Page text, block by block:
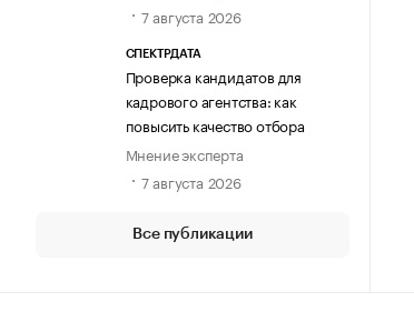
7 августа 2026
СПЕКТРДАТА
Проверка кандидатов для
кадрового агентства: как
повысить качество отбора
Мнение эксперта
7 августа 2026
Все публикации